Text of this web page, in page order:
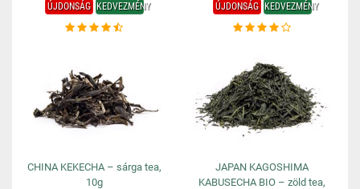
ÚJDONSÁG KEDVEZMÉNY
CHINA KEKECHA – sárga tea,
10g
ÚJDONSÁG KEDVEZMÉNY
JAPAN KAGOSHIMA
KABUSECHA BIO – zöld tea,